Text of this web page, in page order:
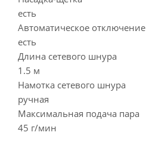
есть
Автоматическое отключение
есть
Длина сетевого шнура
1.5 м
Намотка сетевого шнура
ручная
Максимальная подача пара
45 г/мин